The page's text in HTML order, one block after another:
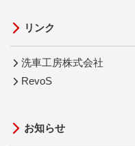
リンク
洗車工房株式会社
RevoS
お知らせ